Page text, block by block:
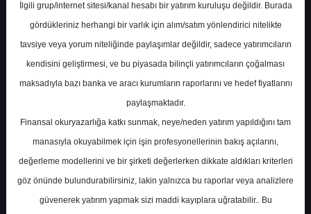
En Yüksek Tahmin
Ortalama Fiyat Tahmini
Ortalama Getiri Potansiyeli
Kurum Sayısı
21
İlgili grup/internet sitesi/kanal hesabı bir yatırım kuruluşu değildir. Burada
gördükleriniz herhangi bir varlık için alım/satım yönlendirici nitelikte
tavsiye veya yorum niteliğinde paylaşımlar değildir, sadece yatırımcıların
kendisini geliştirmesi, ve bu piyasada bilinçli yatırımcıların çoğalması
maksadıyla bazı banka ve aracı kurumların raporlarını ve hedef fiyatlarını
paylaşmaktadır.
Finansal okuryazarlığa katkı sunmak, neye/neden yatırım yapıldığını tam
manasıyla okuyabilmek için işin profesyonellerinin bakış açılarını,
değerleme modellerini ve bir şirketi değerlerken dikkate aldıkları kriterleri
göz önünde bulundurabilirsiniz, lakin yalnızca bu raporlar veya analizlere
güvenerek yatırım yapmak sizi maddi kayıplara uğratabilir.. Bu